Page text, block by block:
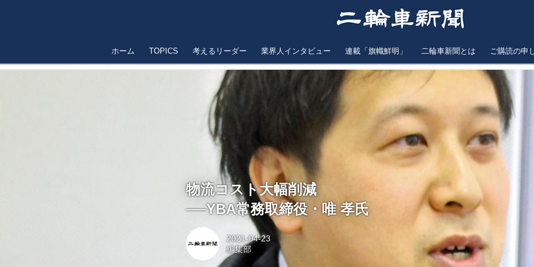
ホーム TOPICS 考えるリーダー 業界人インタビュー 連載「旗幟鮮明」 二輪車新聞とは ご購読の申
物流コスト大幅削減
──YBA常務取締役・唯 孝氏
2021-04-23
編集部